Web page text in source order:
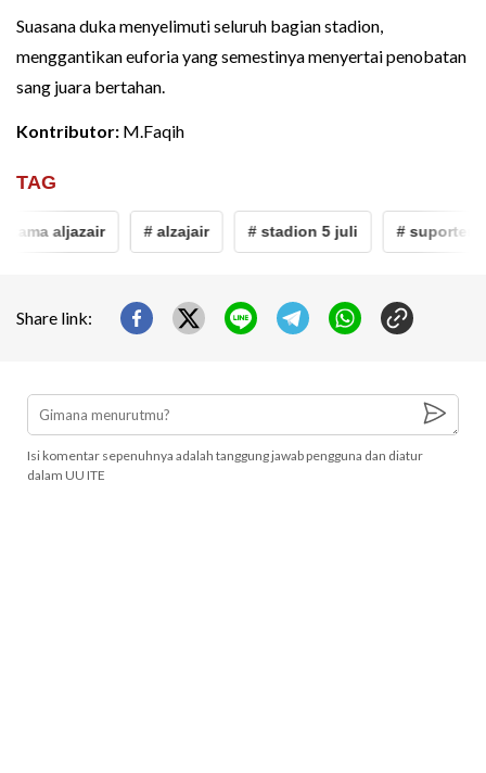
Suasana duka menyelimuti seluruh bagian stadion,
menggantikan euforia yang semestinya menyertai penobatan
sang juara bertahan.
Kontributor: M.Faqih
TAG
aljazair # alzajair # stadion 5 juli # suporter
Share link:
Isi komentar sepenuhnya adalah tanggung jawab pengguna dan diatur
dalam UU ITE